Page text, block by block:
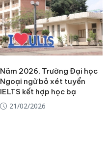
Năm 2026, Trường Đại học
Ngoại ngữ bỏ xét tuyển
IELTS kết hợp học bạ
21/02/2026